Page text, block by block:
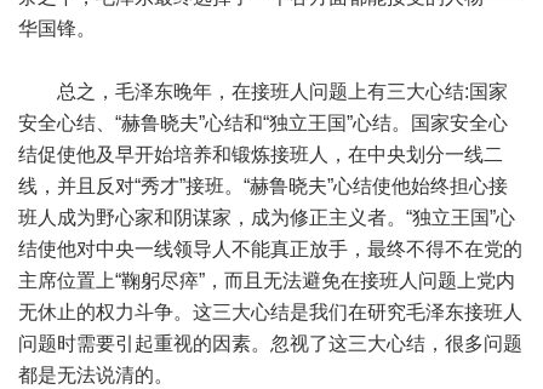
华国锋。
总之，毛泽东晚年，在接班人问题上有三大心结:国家
安全心结、“赫鲁晓夫”心结和“独立王国”心结。国家安全心
结促使他及早开始培养和锻炼接班人，在中央划分一线二
线，并且反对“秀才”接班。“赫鲁晓夫”心结使他始终担心接
班人成为野心家和阴谋家，成为修正主义者。“独立王国”心
结使他对中央一线领导人不能真正放手，最终不得不在党的
主席位置上“鞠躬尽瘁”，而且无法避免在接班人问题上党内
无休止的权力斗争。这三大心结是我们在研究毛泽东接班人
问题时需要引起重视的因素。忽视了这三大心结，很多问题
都是无法说清的。